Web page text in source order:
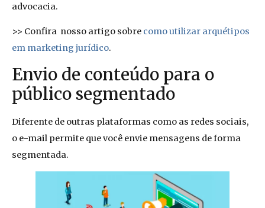
advocacia.
>> Confira nosso artigo sobre como utilizar arquétipos
em marketing jurídico.
Envio de conteúdo para o
público segmentado
Diferente de outras plataformas como as redes sociais,
o e-mail permite que você envie mensagens de forma
segmentada.